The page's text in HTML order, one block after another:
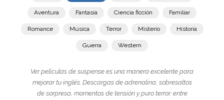
Aventura Fantasía Ciencia ficción Familiar
Romance Música Terror Misterio Historia
Guerra Western
Ver películas de suspense es una manera excelente para
mejorar tu inglés. Descargas de adrenalina, sobresaltos
de sorpresa, momentos de tensión y puro terror: entre